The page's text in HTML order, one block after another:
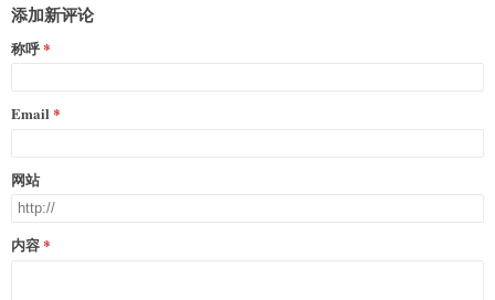
添加新评论
称呼
Email
网站
内容